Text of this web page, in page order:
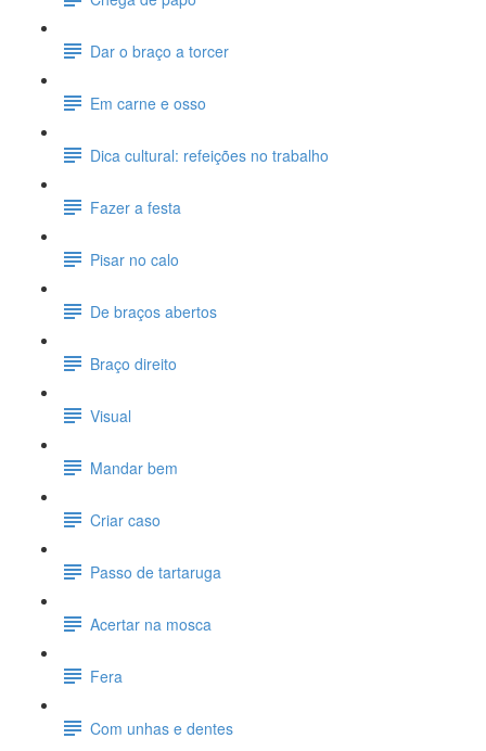
Dar o braço a torcer
Em carne e osso
Dica cultural: refeições no trabalho
Fazer a festa
Pisar no calo
De braços abertos
Braço direito
Visual
Mandar bem
Criar caso
Passo de tartaruga
Acertar na mosca
Fera
Com unhas e dentes